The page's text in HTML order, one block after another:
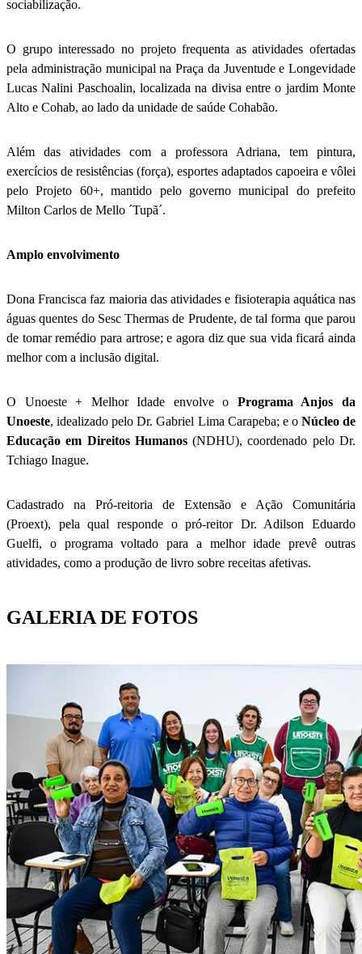
sociabilização.
O grupo interessado no projeto frequenta as atividades ofertadas
pela administração municipal na Praça da Juventude e Longevidade
Lucas Nalini Paschoalin, localizada na divisa entre o jardim Monte
Alto e Cohab, ao lado da unidade de saúde Cohabão.
Além das atividades com a professora Adriana, tem pintura,
exercícios de resistências (força), esportes adaptados capoeira e vôlei
pelo Projeto 60+, mantido pelo governo municipal do prefeito
Milton Carlos de Mello ´Tupã´.
Amplo envolvimento
Dona Francisca faz maioria das atividades e fisioterapia aquática nas
águas quentes do Sesc Thermas de Prudente, de tal forma que parou
de tomar remédio para artrose; e agora diz que sua vida ficará ainda
melhor com a inclusão digital.
O Unoeste + Melhor Idade envolve o Programa Anjos da
Unoeste, idealizado pelo Dr. Gabriel Lima Carapeba; e o Núcleo de
Educação em Direitos Humanos(NDHU), coordenado pelo Dr.
Tchiago Inague.
Cadastrado na Pró-reitoria de Extensão e Ação Comunitária
(Proext), pela qual responde o pró-reitor Dr. Adilson Eduardo
Guelfi, o programa voltado para a melhor idade prevê outras
atividades, como a produção de livro sobre receitas afetivas.
GALERIA DE FOTOS